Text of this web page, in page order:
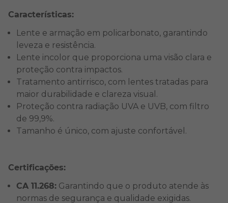
Características:
Lente e armação em policarbonato, garantindo
leveza e resistência.
Lente incolor que proporciona uma visão clara e
proteção contra impactos.
Tratamento antirrisco, com lentes tratadas para
maior durabilidade e clareza visual.
Proteção contra radiação UVA e UVB, com filtro
de 99,9%.
Tamanho é único, com ajuste confortável.
Certificações:
CA 11.268: Garantindo que o produto atende às
normas de segurança e qualidade exigidas.